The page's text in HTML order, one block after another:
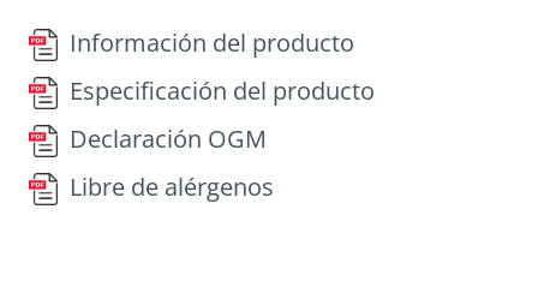
Información del producto
Especificación del producto
Declaración OGM
Libre de alérgenos